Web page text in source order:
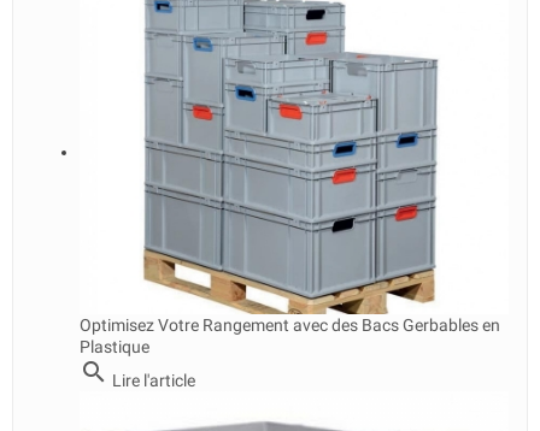
Optimisez Votre Rangement avec des Bacs Gerbables en
Plastique
search Lire l'article